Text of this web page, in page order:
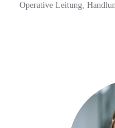
Operative Leitung,